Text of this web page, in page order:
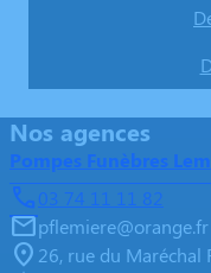
Nos agences
Pompes Funèbres
03 74 11 11 82
pflemiere@orange.fr
26, rue du Maréchal